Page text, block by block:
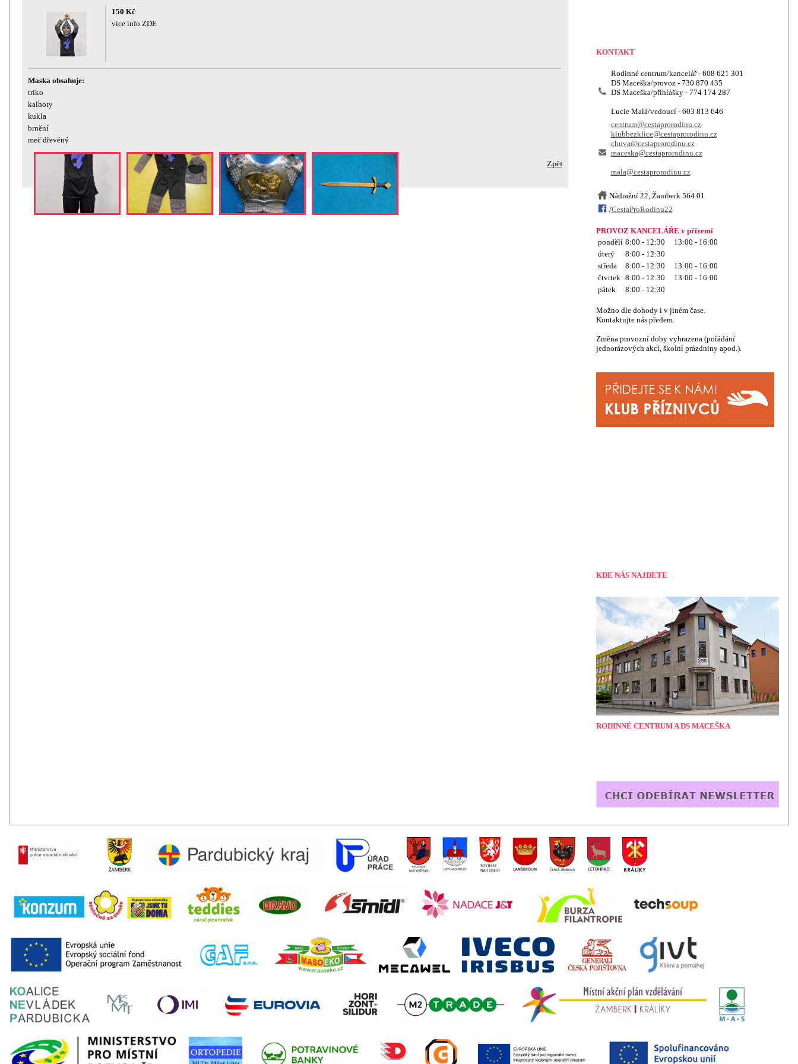
150 Kč
více info ZDE
Maska obsahuje:
triko
kalhoty
kukla
brnění
meč dřevěný
Zpět
KONTAKT
Rodinné centrum/kancelář - 608 621 301
DS Maceška/provoz - 730 870 435
DS Maceška/přihlášky - 774 174 287
Lucie Malá/vedoucí - 603 813 646
centrum@cestaprorodinu.cz
klubbezklice@cestaprorodinu.cz
chuva@cestaprorodinu.cz
maceska@cestaprorodinu.cz
mala@cestaprorodinu.cz
Nádražní 22, Žamberk 564 01
/CestaProRodinu22
PROVOZ KANCELÁŘE v přízemí
pondělí 8:00 - 12:30 13:00 - 16:00
úterý
8:00 - 12:30
středa
8:00 - 12:30 13:00 - 16:00
čtvrtek 8:00 - 12:30 13:00 - 16:00
pátek
8:00 - 12:30
Možno dle dohody i v jiném čase.
Kontaktujte nás předem.
Změna provozní doby vyhrazena (pořádání
jednorázových akcí, školní prázdniny apod.).
KDE NÁS NAJDETE
RODINNÉ CENTRUM A DS MACEŠKA